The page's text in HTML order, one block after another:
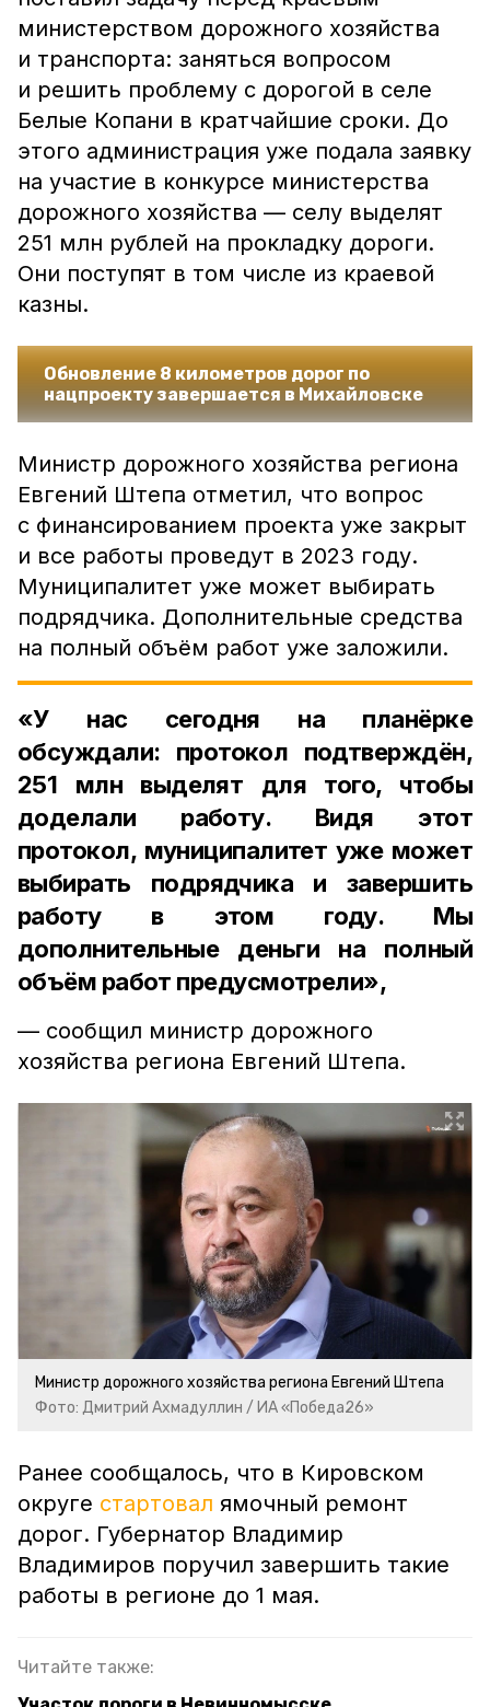
министерством дорожного хозяйства
и транспорта: заняться вопросом
и решить проблему с дорогой в селе
Белые Копани в кратчайшие сроки. До
этого администрация уже подала заявку
на участие в конкурсе министерства
дорожного хозяйства — селу выделят
251 млн рублей на прокладку дороги.
Они поступят в том числе из краевой
казны.
Обновление 8 километров дорог по
нацпроекту завершается в Михайловске
Министр дорожного хозяйства региона
Евгений Штепа отметил, что вопрос
с финансированием проекта уже закрыт
и все работы проведут в 2023 году.
Муниципалитет уже может выбирать
подрядчика. Дополнительные средства
на полный объём работ уже заложили.
«У нас сегодня на планёрке
обсуждали: протокол подтверждён,
251 млн выделят для того, чтобы
доделали работу. Видя этот
протокол, муниципалитет уже может
выбирать подрядчика и завершить
работу в этом году. Мы
дополнительные деньги на полный
объём работ предусмотрели»,
— сообщил министр дорожного
хозяйства региона Евгений Штепа.
Министр дорожного хозяйства региона Евгений Штепа
Фото: Дмитрий Ахмадуллин / ИА «Победа26»
Ранее сообщалось, что в Кировском
округе стартовал ямочный ремонт
дорог. Губернатор Владимир
Владимиров поручил завершить такие
работы в регионе до 1 мая.
Читайте также: